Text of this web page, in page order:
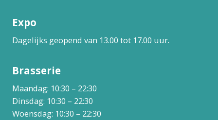
Expo
Dagelijks geopend van 13.00 tot 17.00 uur.
Brasserie
Maandag: 10:30 – 22:30
Dinsdag: 10:30 – 22:30
Woensdag: 10:30 – 22:30